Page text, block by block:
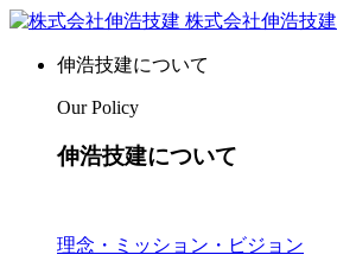
株式会社伸浩技建
伸浩技建について
Our Policy
伸浩技建について
理念・ミッション・ビジョン